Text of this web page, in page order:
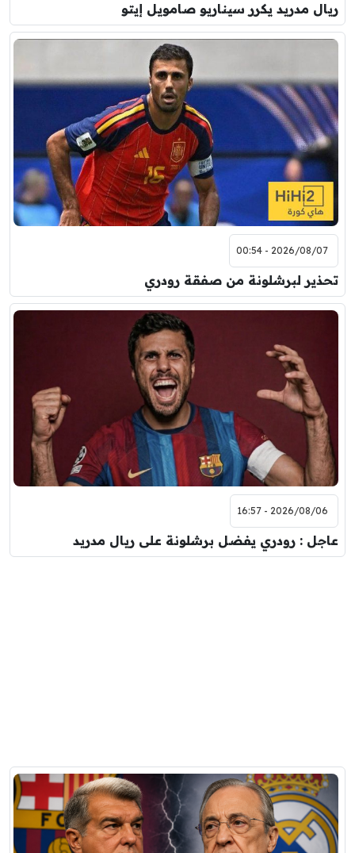
ريال مدريد يكرر سيناريو صامويل إيتو
2026/08/07 - 00:54
تحذير لبرشلونة من صفقة رودري
2026/08/06 - 16:57
عاجل : رودري يفضل برشلونة على ريال مدريد